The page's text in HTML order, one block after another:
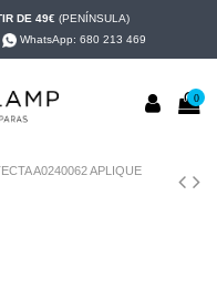
DE 49€ (PENÍNSULA)
WhatsApp:680 213 469
0
A0240062 APLIQUE